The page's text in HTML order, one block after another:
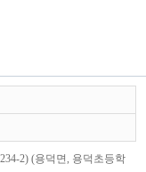
2) (용덕면, 용덕초등학